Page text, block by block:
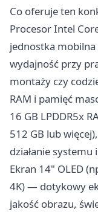
Co oferuje ten
Procesor Intel
jednostka
wydajność przy
montaży czy
RAM i pamięć
16 GB LPDDR5x
512 GB lub
działanie systemu
Ekran 14" OLED
4K) — dotykowy
jakość obrazu,